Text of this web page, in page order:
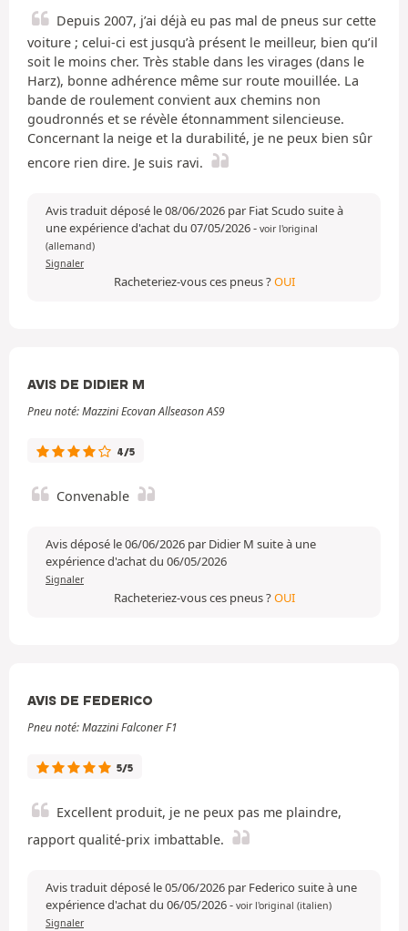
Depuis 2007, j’ai déjà eu pas mal de pneus sur cette
voiture ; celui-ci est jusqu’à présent le meilleur, bien qu’il
soit le moins cher. Très stable dans les virages (dans le
Harz), bonne adhérence même sur route mouillée. La
bande de roulement convient aux chemins non
goudronnés et se révèle étonnamment silencieuse.
Concernant la neige et la durabilité, je ne peux bien sûr
encore rien dire. Je suis ravi.
Avis traduit déposé le 08/06/2026 par Fiat Scudo suite à
une expérience d'achat du 07/05/2026- voir l'original
(allemand)
Signaler
Racheteriez-vous ces pneus ?OUI
AVIS DE DIDIER M
Pneu noté: Mazzini Ecovan Allseason AS9
4/5
Convenable
Avis déposé le 06/06/2026 par Didier M suite à une
expérience d'achat du 06/05/2026
Signaler
Racheteriez-vous ces pneus ?OUI
AVIS DE FEDERICO
Pneu noté: Mazzini Falconer F1
5/5
Excellent produit, je ne peux pas me plaindre,
rapport qualité-prix imbattable.
Avis traduit déposé le 05/06/2026 par Federico suite à une
expérience d'achat du 06/05/2026- voir l'original (italien)
Signaler